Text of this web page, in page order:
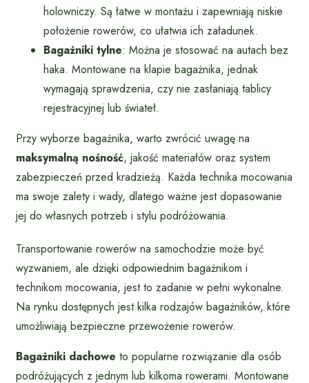
holowniczy. Są łatwe w montażu i zapewniają niskie
położenie rowerów, co ułatwia ich załadunek.
Bagażniki tylne: Można je stosować na autach bez
haka. Montowane na klapie bagażnika, jednak
wymagają sprawdzenia, czy nie zasłaniają tablicy
rejestracyjnej lub świateł.
Przy wyborze bagażnika, warto zwrócić uwagę na
maksymalną nośność, jakość materiałów oraz system
zabezpieczeń przed kradzieżą. Każda technika mocowania
ma swoje zalety i wady, dlatego ważne jest dopasowanie
jej do własnych potrzeb i stylu podróżowania.
Transportowanie rowerów na samochodzie może być
wyzwaniem, ale dzięki odpowiednim bagażnikom i
technikom mocowania, jest to zadanie w pełni wykonalne.
Na rynku dostępnych jest kilka rodzajów bagażników, które
umożliwiają bezpieczne przewożenie rowerów.
Bagażniki dachowe to popularne rozwiązanie dla osób
podróżujących z jednym lub kilkoma rowerami. Montowane